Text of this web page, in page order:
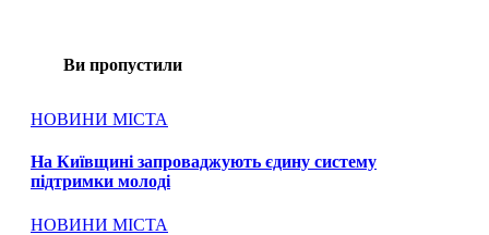
Ви пропустили
НОВИНИ МІСТА
На Київщині запроваджують єдину систему
підтримки молоді
НОВИНИ МІСТА